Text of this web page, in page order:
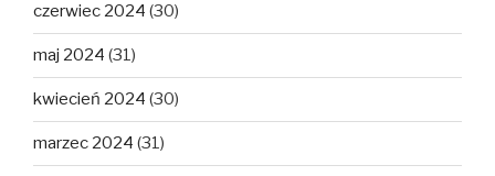
czerwiec 2024 (30)
maj 2024 (31)
kwiecień 2024 (30)
marzec 2024 (31)